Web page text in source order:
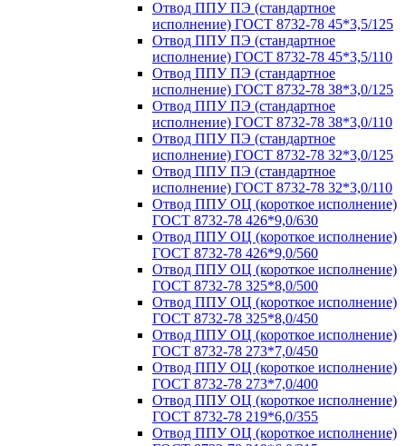
Отвод ППУ ПЭ (стандартное
исполнение) ГОСТ 8732-78 45*3,5/125
Отвод ППУ ПЭ (стандартное
исполнение) ГОСТ 8732-78 45*3,5/110
Отвод ППУ ПЭ (стандартное
исполнение) ГОСТ 8732-78 38*3,0/125
Отвод ППУ ПЭ (стандартное
исполнение) ГОСТ 8732-78 38*3,0/110
Отвод ППУ ПЭ (стандартное
исполнение) ГОСТ 8732-78 32*3,0/125
Отвод ППУ ПЭ (стандартное
исполнение) ГОСТ 8732-78 32*3,0/110
Отвод ППУ ОЦ (короткое исполнение)
ГОСТ 8732-78 426*9,0/630
Отвод ППУ ОЦ (короткое исполнение)
ГОСТ 8732-78 426*9,0/560
Отвод ППУ ОЦ (короткое исполнение)
ГОСТ 8732-78 325*8,0/500
Отвод ППУ ОЦ (короткое исполнение)
ГОСТ 8732-78 325*8,0/450
Отвод ППУ ОЦ (короткое исполнение)
ГОСТ 8732-78 273*7,0/450
Отвод ППУ ОЦ (короткое исполнение)
ГОСТ 8732-78 273*7,0/400
Отвод ППУ ОЦ (короткое исполнение)
ГОСТ 8732-78 219*6,0/355
Отвод ППУ ОЦ (короткое исполнение)